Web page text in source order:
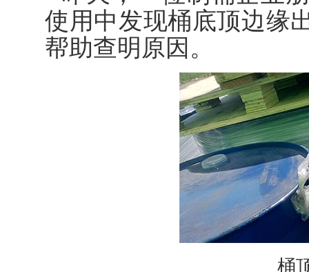
使用中发现桶底顶边缘
帮助查明原因。
桶